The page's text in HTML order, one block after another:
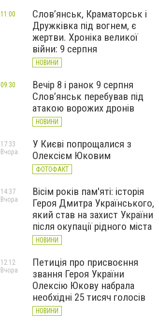
Слов’янськ, Краматорськ і
Дружківка під вогнем, є
жертви. Хроніка великої
війни: 9 серпня
НОВИНИ
11:00
Вечір 8 і ранок 9 серпня
Слов’янськ перебував під
атакою ворожих дронів
НОВИНИ
09:30
У Києві попрощалися з
Олексієм Юковим
ФОТОФАКТ
17:33
Вчора
Вісім років пам'яті: історія
Героя Дмитра Українського,
який став на захист України
після окупації рідного міста
НОВИНИ
14:37
Вчора
Петиція про присвоєння
звання Героя України
Олексію Юкову набрала
необхідні 25 тисяч голосів
НОВИНИ
12:12
Вчора